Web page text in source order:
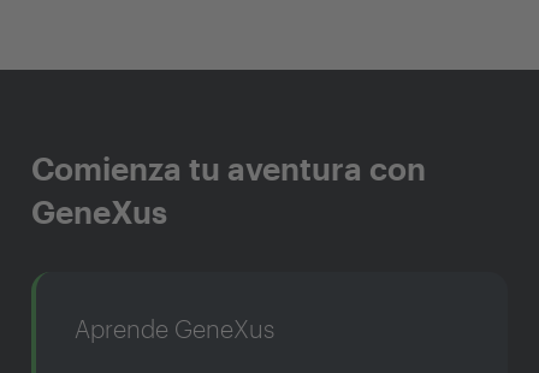
Comienza tu aventura con
GeneXus
Aprende GeneXus